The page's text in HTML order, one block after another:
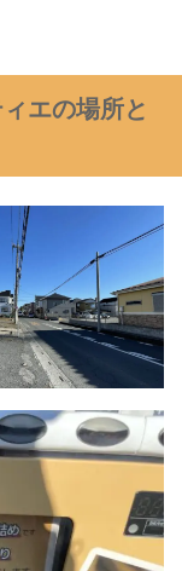
エの場所と